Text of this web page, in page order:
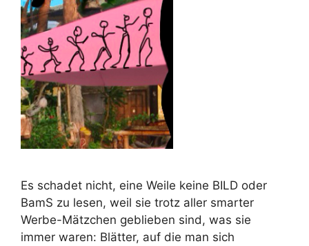
Es schadet nicht, eine Weile keine BILD oder
BamS zu lesen, weil sie trotz aller smarter
Werbe-Mätzchen geblieben sind, was sie
immer waren: Blätter, auf die man sich